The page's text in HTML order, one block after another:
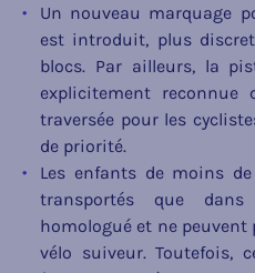
Un nouveau marquage
est introduit, plus
blocs. Par ailleurs, la
explicitement
traversée pour les
de priorité.
Les enfants de moins
transportés que
homologué et ne
vélo suiveur. Toutefois,